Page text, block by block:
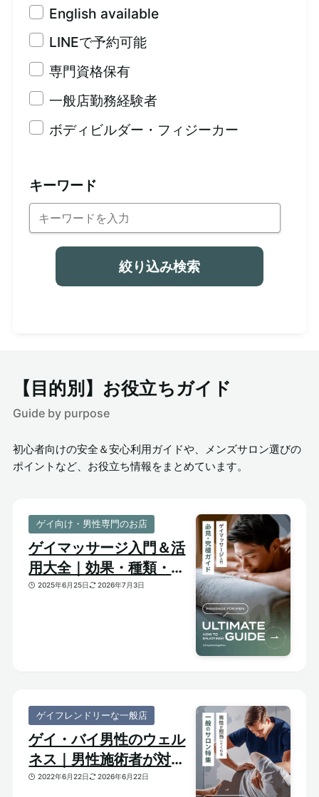
English available
LINEで予約可能
専門資格保有
一般店勤務経験者
ボディビルダー・フィジーカー
キーワード
絞り込み検索
【目的別】お役立ちガイド
Guide by purpose
初心者向けの安全＆安心利用ガイドや、メンズサロン選びの
ポイントなど、お役立ち情報をまとめています。
ゲイ向け・男性専門のお店
ゲイマッサージ入門＆活
用大全｜効果・種類・選
び方がわかる体験ガイド
2025年6月25日 2026年7月3日
ゲイフレンドリーな一般店
ゲイ・バイ男性のウェル
ネス｜男性施術者が対応
してくれるゲイフレンド
2022年6月22日 2026年6月22日